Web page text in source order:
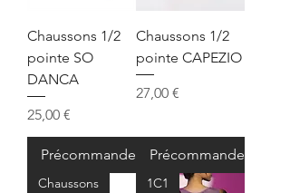
Chaussons 1/2
pointe SO
DANCA
Prix
25,00 €
Précommander
Chaussons 1/2
pointe CAPEZIO
Prix
27,00 €
Précommander
Chaussons 1C1